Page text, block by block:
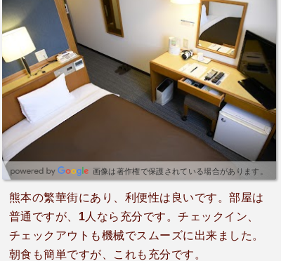
画像は著作権で保護されている場合があります。
熊本の繁華街にあり、利便性は良いです。部屋は
普通ですが、1人なら充分です。チェックイン、
チェックアウトも機械でスムーズに出来ました。
朝食も簡単ですが、これも充分です。